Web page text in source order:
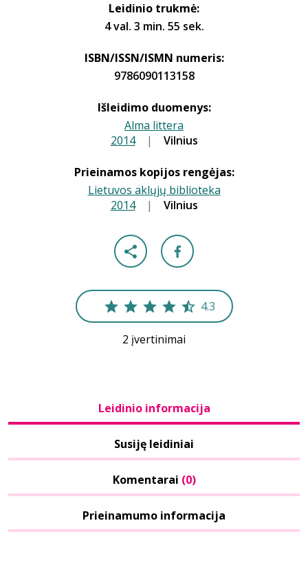
Leidinio trukmė:
4 val. 3 min. 55 sek.
ISBN/ISSN/ISMN numeris:
9786090113158
Išleidimo duomenys:
Alma littera
2014 | Vilnius
Prieinamos kopijos rengėjas:
Lietuvos aklųjų biblioteka
2014 | Vilnius
4.3
2 įvertinimai
Leidinio informacija
Susiję leidiniai
Komentarai (0)
Prieinamumo informacija